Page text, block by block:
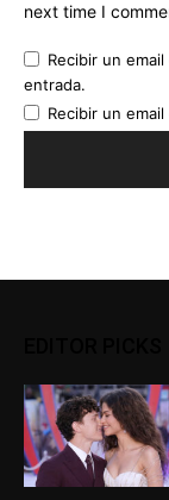
next time I
Recibir un
entrada.
Recibir un